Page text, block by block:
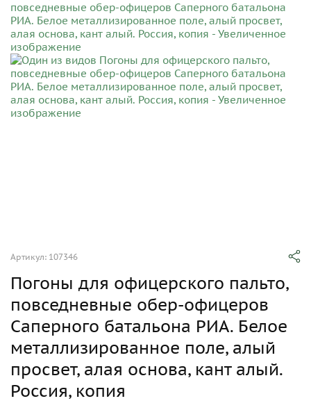
Артикул: 107346
Погоны для офицерского пальто,
повседневные обер-офицеров
Саперного батальона РИА. Белое
металлизированное поле, алый
просвет, алая основа, кант алый.
Россия, копия